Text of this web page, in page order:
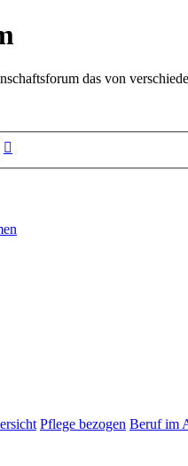
das von
Pflege bezogen Beruf im